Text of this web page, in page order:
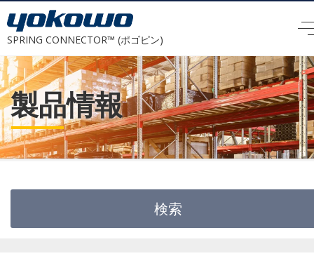
SPRING CONNECTOR™ (ポゴピン)
製品情報
検索